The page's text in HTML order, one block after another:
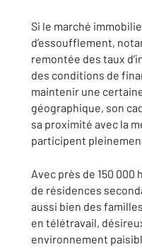
Si le marché
d’essoufflement,
remontée des taux
des conditions de
maintenir une
géographique, son
sa proximité avec la
participent
Avec près de 150 000
de résidences
aussi bien des
en télétravail,
environnement